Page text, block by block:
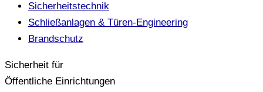
Sicherheitstechnik
Schließanlagen & Türen-Engineering
Brandschutz
Sicherheit für
Öffentliche Einrichtungen